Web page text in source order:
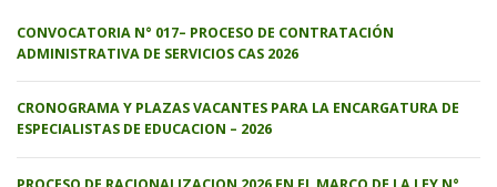
CONVOCATORIA N° 017– PROCESO DE CONTRATACIÓN
ADMINISTRATIVA DE SERVICIOS CAS 2026
CRONOGRAMA Y PLAZAS VACANTES PARA LA ENCARGATURA DE
ESPECIALISTAS DE EDUCACION – 2026